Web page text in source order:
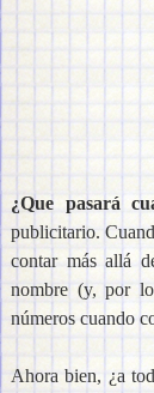
¿Que pasará
publicitario.
contar más allá
nombre (y, por
números cuando
Ahora bien, ¿a